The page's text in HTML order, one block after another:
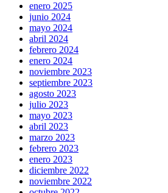
enero 2025
junio 2024
mayo 2024
abril 2024
febrero 2024
enero 2024
noviembre 2023
septiembre 2023
agosto 2023
julio 2023
mayo 2023
abril 2023
marzo 2023
febrero 2023
enero 2023
diciembre 2022
noviembre 2022